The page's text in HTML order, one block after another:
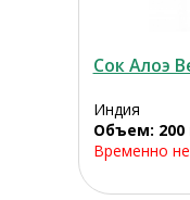
Сок Алоэ
Индия
Объем: 200
Временно